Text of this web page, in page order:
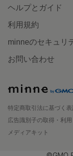
ヘルプとガイド
利用規約
minneのセキュリ
お問い合わせ
特定商取引法に基づく
広告識別子の取得・利用
メディアキット